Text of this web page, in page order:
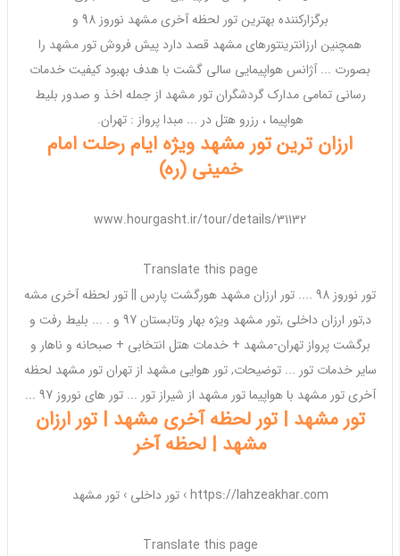
برگزارکننده بهترینتور لحظه آخریمشهد نوروز 98
و
همچنین ارزانترینتورهایمشهد قصد دارد پیشفروشتور مشهد را
بصورت ... آژانسهواپیمایی سالی گشت با هدف بهبود کیفیت خدمات
رسانی تمامی مدارک گردشگران تورمشهد از جمله اخذ و صدور بلیط
هواپیما ، رزرو هتل در ... مبدا پرواز :تهران.
ارزان ترین تور مشهد ویژه ایام رحلت امام
خمینی (ره)
www.hourgasht.ir/tour/details/31132
Translate this page
تور نوروز 98 .... تور ارزان مشهد هورگشت پارس || تور لحظه آخری مشه
د,تور ارزانداخلی ,تورمشهد ویژه بهار وتابستان 97 و . ... بلیط رفت و
برگشت پروازتهران-مشهد + خدمات هتل انتخابی + صبحانه و ناهار و
سایر خدمات تور ... توضیحات, تور هواییمشهد ازتهرانتورمشهد لحظه
آخری تورمشهد باهواپیماتورمشهد از شیراز تور ... تور های نوروز 97 ...
تور مشهد | تور لحظه آخری مشهد | تور ارزان
مشهد | لحظه آخر
https://lahzeakhar.com › تور داخلی ›تور مشهد
Translate this page